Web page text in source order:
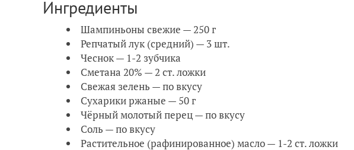
Ингредиенты
Шампиньоны свежие — 250 г
Репчатый лук (средний) — 3 шт.
Чеснок — 1-2 зубчика
Сметана 20% — 2 ст. ложки
Свежая зелень — по вкусу
Сухарики ржаные — 50 г
Чёрный молотый перец — по вкусу
Соль — по вкусу
Растительное (рафинированное) масло — 1-2 ст. ложки